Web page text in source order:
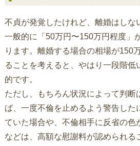
不貞が発覚したけれど、離婚はしな
一般的に「50万円〜150万円程度」
ります。離婚する場合の相場が150
ることを考えると、やはり一段階低
的です。
ただし、もちろん状況によって判断
ば、一度不倫を止めるよう警告した
ていた場合や、不倫相手に反省の色
などは、高額な慰謝料が認められる